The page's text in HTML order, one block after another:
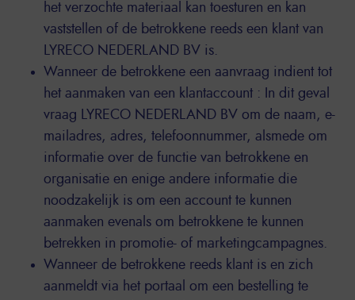
het verzochte materiaal kan toesturen en kan
vaststellen of de betrokkene reeds een klant van
LYRECO NEDERLAND BV is.
Wanneer de betrokkene een aanvraag indient tot
het aanmaken van een klantaccount : In dit geval
vraag LYRECO NEDERLAND BV om de naam, e-
mailadres, adres, telefoonnummer, alsmede om
informatie over de functie van betrokkene en
organisatie en enige andere informatie die
noodzakelijk is om een account te kunnen
aanmaken evenals om betrokkene te kunnen
betrekken in promotie- of marketingcampagnes.
Wanneer de betrokkene reeds klant is en zich
aanmeldt via het portaal om een bestelling te